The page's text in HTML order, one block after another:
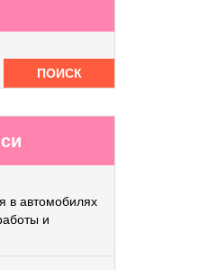
ПОИСК
в автомобилях
и